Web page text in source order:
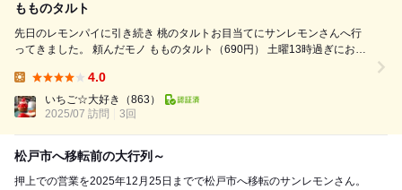
もものタルト
先日のレモンパイに引き続き 桃のタルトお目当てにサンレモンさんへ行
ってきました。 頼んだモノ もものタルト（690円） 土曜13時過ぎにお店
4.0
いちご☆大好き
（863）
2025/07 訪問
3回
松戸市へ移転前の大行列～
押上での営業を2025年12月25日までで松戸市へ移転のサンレモンさん。